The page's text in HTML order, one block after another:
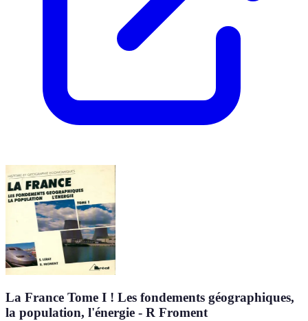
La France Tome I ! Les fondements géographiques,
la population, l'énergie - R Froment